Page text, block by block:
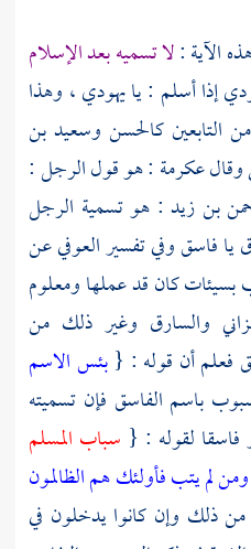
الآية :لا تسميه بعد الإسلام
إذا أسلم : يا يهودي ، وهذا
التابعينكالحسن وسعيد بن
وقالعكرمة : هو قول الرجل :
بن زيد : هو تسمية الرجل
يا فاسق وفي تفسيرالعوفيعن
بسيئات كان قد عملها ومعلوم
والسارق وغير ذلك من
فعلم أن قوله : {بئس الاسم
باسم الفاسق فإن تسميته
لقوله : { سباب المسلم
ومن لم يتب فأولئك هم الظالمون
من ذلك وإن كانوا يدخلون في